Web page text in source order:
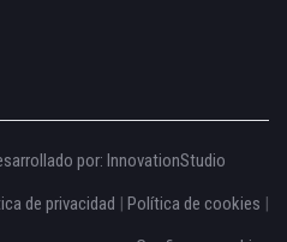
por: InnovationStudio
de privacidad | Política de cookies |